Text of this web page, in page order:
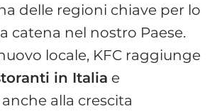
delle regioni chiave per lo
catena nel nostro Paese.
locale, KFC raggiunge
in Italia e
alla crescita